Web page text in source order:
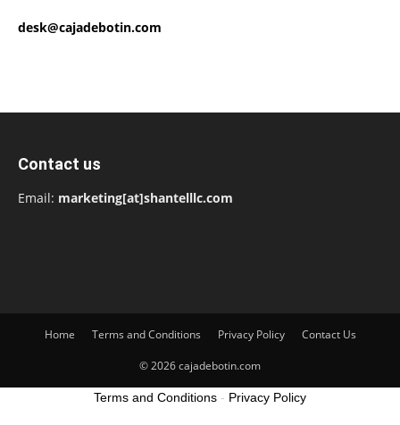
desk@cajadebotin.com
Contact us
Email: marketing[at]shantelllc.com
Home Terms and Conditions Privacy Policy Contact Us
© 2026 cajadebotin.com
Terms and Conditions - Privacy Policy